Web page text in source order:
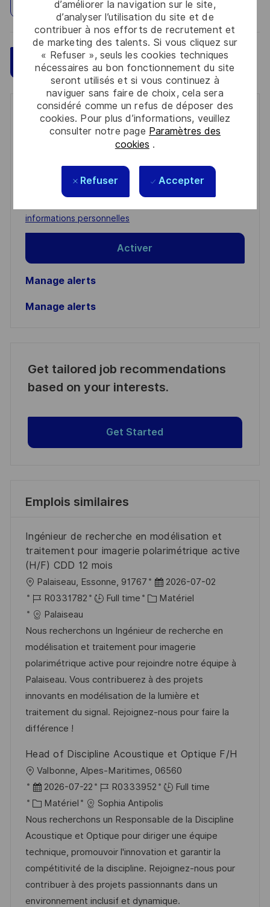
d’améliorer la navigation sur le site,
d’analyser l’utilisation du site et de
contribuer à nos efforts de recrutement et
de marketing des talents. Si vous cliquez sur
« Refuser », seuls les cookies techniques
nécessaires au bon fonctionnement du site
seront utilisés et si vous continuez à
naviguer sans faire de choix, cela sera
considéré comme un refus de déposer des
cookies. Pour plus d’informations, veuillez
consulter notre page Paramètres des
cookies .
Refuser Accepter
Postulez maintenant Sauvegarder
Get notified for similar jobs
You'll receive updates once a week
(Required)
informations personnelles
Activer
Manage alerts
Manage alerts
Get tailored job recommendations
based on your interests.
Get Started
Emplois similaires
Ingénieur de recherche en modélisation et
traitement pour imagerie polarimétrique active
(H/F) CDD 12 mois
o
c
a
l
i
s
a
t
i
n
Palaiseau, Essonne, 91767
D
a
e
d
’
a
f
f
h
a
g
e
2026-07-02
R
é
f
é
r
e
n
c
e
u
p
o
s
t
e
R0331782 Full time
C
t
é
g
o
r
i
Matériel
Palaiseau
Nous recherchons un Ingénieur de recherche en
modélisation et traitement pour imagerie
polarimétrique active pour rejoindre notre équipe à
Palaiseau. Vous contribuerez à des projets
innovants en modélisation de la lumière et
traitement du signal. Rejoignez-nous pour faire la
différence !
Head of Discipline Acoustique et Optique F/H
o
c
a
l
i
s
a
t
Valbonne, Alpes-Maritimes, 06560
D
a
t
e
d
’
a
f
2026-07-22
R
é
f
é
r
e
n
c
R0333952
Full time
C
a
t
é
g
o
r
Matériel
Sophia Antipolis
Nous recherchons un Responsable de la Discipline
Acoustique et Optique pour diriger une équipe
technique, promouvoir l'innovation et garantir la
compétitivité de la discipline. Rejoignez-nous pour
contribuer à des projets passionnants dans un
environnement inclusif et dynamique.